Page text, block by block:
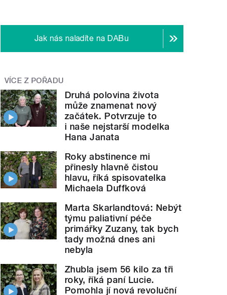
Jak nás naladíte na DABu
VÍCE Z POŘADU
Druhá polovina života
může znamenat nový
začátek. Potvrzuje to
i naše nejstarší modelka
Hana Janata
Roky abstinence mi
přinesly hlavně čistou
hlavu, říká spisovatelka
Michaela Duffková
Marta Skarlandtová: Nebýt
týmu paliativní péče
primářky Zuzany, tak bych
tady možná dnes ani
nebyla
Zhubla jsem 56 kilo za tři
roky, říká paní Lucie.
Pomohla jí nová revoluční